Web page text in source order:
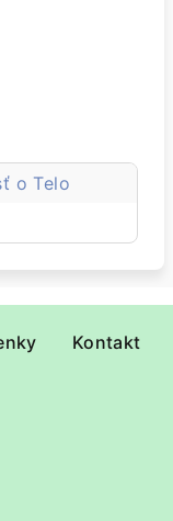
o Telo
Kontakt